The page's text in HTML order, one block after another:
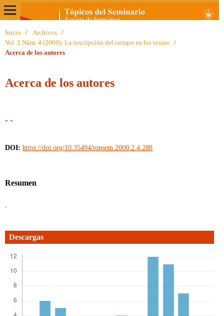
Inicio / Archivos
/
Vol. 2 Núm. 4 (2000): La inscripción del tiempo en los textos
/
Acerca de los autores
Acerca de los autores
- -
DOI: https://doi.org/10.35494/topsem.2000.2.4.288
Resumen
.
Descargas